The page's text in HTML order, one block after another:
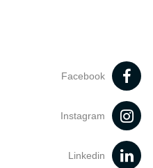
Facebook
Instagram
Linkedin